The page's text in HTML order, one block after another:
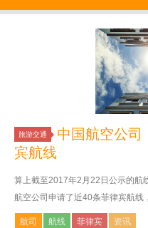
旅游交通
中国航空公司
宾航线
算上截至2017年2月22日公示的航
航空公司申请了近40条菲律宾航线
航司 航线 菲律宾 资讯